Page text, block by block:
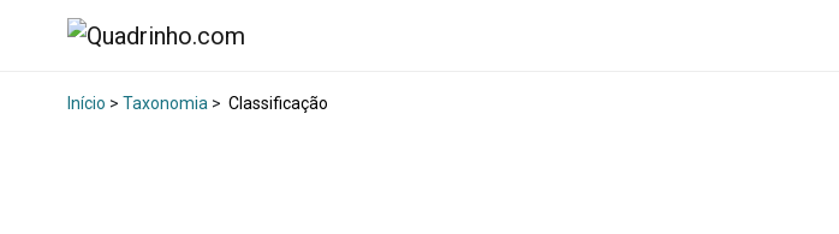
Início > Taxonomia > Classificação